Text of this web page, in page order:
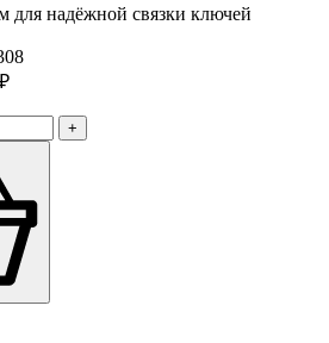
для надёжной связки ключей
+